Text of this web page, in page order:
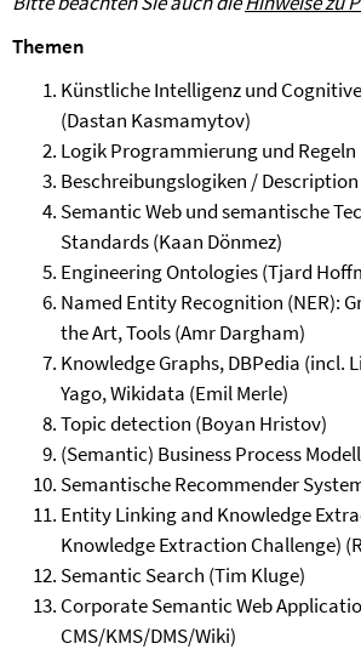
Themen
Künstliche Intelligenz und
(Dastan Kasmamytov)
Logik Programmierung und Regeln
Beschreibungslogiken /
Semantic Web und semantische
Standards (Kaan Dönmez)
Engineering Ontologies (Tjard
Named Entity Recognition (NER):
the Art, Tools (Amr Dargham)
Knowledge Graphs, DBPedia (incl.
Yago, Wikidata (Emil Merle)
Topic detection (Boyan Hristov)
(Semantic) Business Process
Semantische Recommender
Entity Linking and Knowledge
Knowledge Extraction Challenge)
Semantic Search (Tim Kluge)
Corporate Semantic Web
CMS/KMS/DMS/Wiki)